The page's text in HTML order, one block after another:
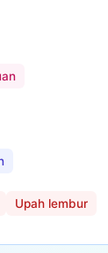
Upah lembur